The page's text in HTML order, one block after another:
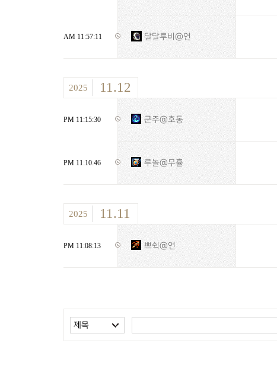
AM 11:57:11 달달루비@연
2025 11.12
PM 11:15:30 군주@호동
PM 11:10:46 루놀@무휼
2025 11.11
PM 11:08:13 쁘쉭@연
제목